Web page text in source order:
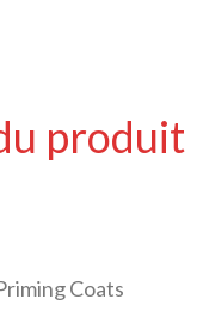
produit
Coats